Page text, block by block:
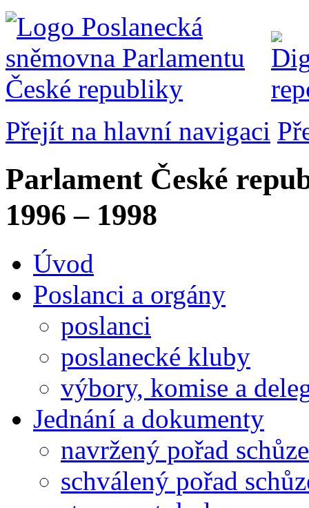
Přejít na hlavní navigaci
Parlament České
1996 – 1998
Úvod
Poslanci a orgány
poslanci
poslanecké kluby
výbory, komise a
Jednání a dokumenty
navržený pořad schůze
schválený pořad